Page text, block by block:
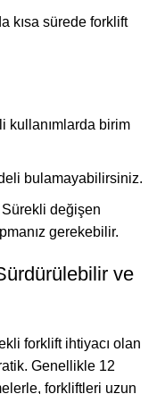
kısa sürede forklift
kullanımlarda birim
bulamayabilirsiniz.
Sürekli değişen
gerekebilir.
ve
forklift ihtiyacı olan
Genellikle 12
forkliftleri uzun